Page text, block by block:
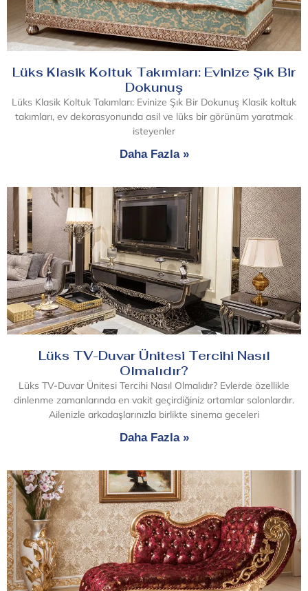
Lüks Klasik Koltuk Takımları: Evinize Şık Bir
Dokunuş
Lüks Klasik Koltuk Takımları: Evinize Şık Bir Dokunuş Klasik koltuk
takımları, ev dekorasyonunda asil ve lüks bir görünüm yaratmak
isteyenler
Daha Fazla »
Lüks TV-Duvar Ünitesi Tercihi Nasıl
Olmalıdır?
Lüks TV-Duvar Ünitesi Tercihi Nasıl Olmalıdır? Evlerde özellikle
dinlenme zamanlarında en vakit geçirdiğiniz ortamlar salonlardır.
Ailenizle arkadaşlarınızla birlikte sinema geceleri
Daha Fazla »